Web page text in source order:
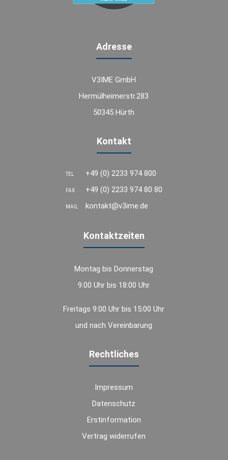
Adresse
V3IME GmbH
Hermülheimerstr.283
50345 Hürth
Kontakt
TEL +49 (0) 2233 974 800
FAX +49 (0) 2233 974 80 80
MAIL kontakt@v3ime.de
Kontaktzeiten
Montag bis Donnerstag
9:00 Uhr bis 18:00 Uhr
Freitags 9:00 Uhr bis 15:00 Uhr
und nach Vereinbarung
Rechtliches
Impressum
Datenschutz
Erstinformation
Vertrag widerrufen